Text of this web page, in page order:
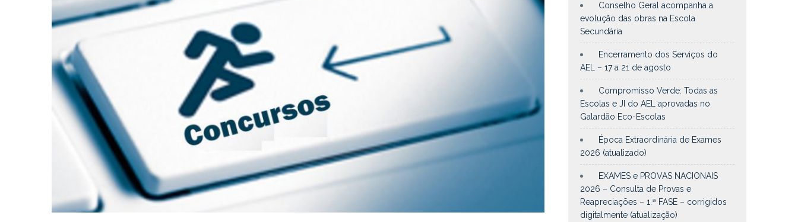
Conselho Geral acompanha a
evolução das obras na Escola
Secundária
Encerramento dos Serviços do
AEL – 17 a 21 de agosto
Compromisso Verde: Todas as
Escolas e JI do AEL aprovadas no
Galardão Eco-Escolas
Época Extraordinária de Exames
2026 (atualizado)
EXAMES e PROVAS NACIONAIS
2026 – Consulta de Provas e
Reapreciações – 1.ª FASE – corrigidos
digitalmente (atualização)